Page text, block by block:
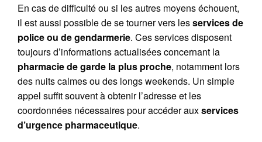
En cas de difficulté ou si les autres moyens échouent,
il est aussi possible de se tourner vers lesservices de
police ou de gendarmerie. Ces services disposent
toujours d’informations actualisées concernant la
pharmacie de garde la plus proche, notamment lors
des nuits calmes ou des longs weekends. Un simple
appel suffit souvent à obtenir l’adresse et les
coordonnées nécessaires pour accéder auxservices
d’urgence pharmaceutique.